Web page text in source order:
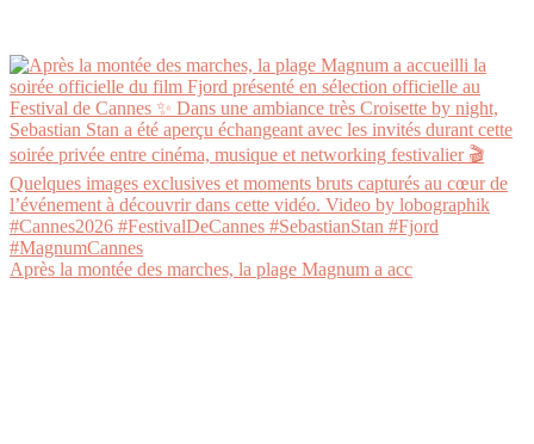
Après la montée des marches, la plage Magnum a acc